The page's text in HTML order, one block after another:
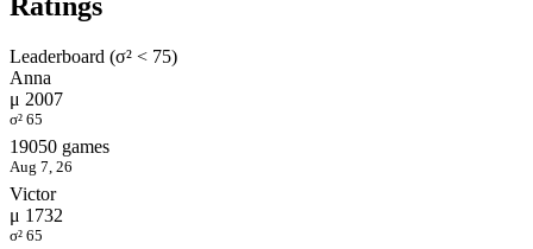
Leaderboard (σ² < 75)
Anna
μ 2007
σ² 65
19050 games
Aug 7, 26
Victor
μ 1732
σ² 65